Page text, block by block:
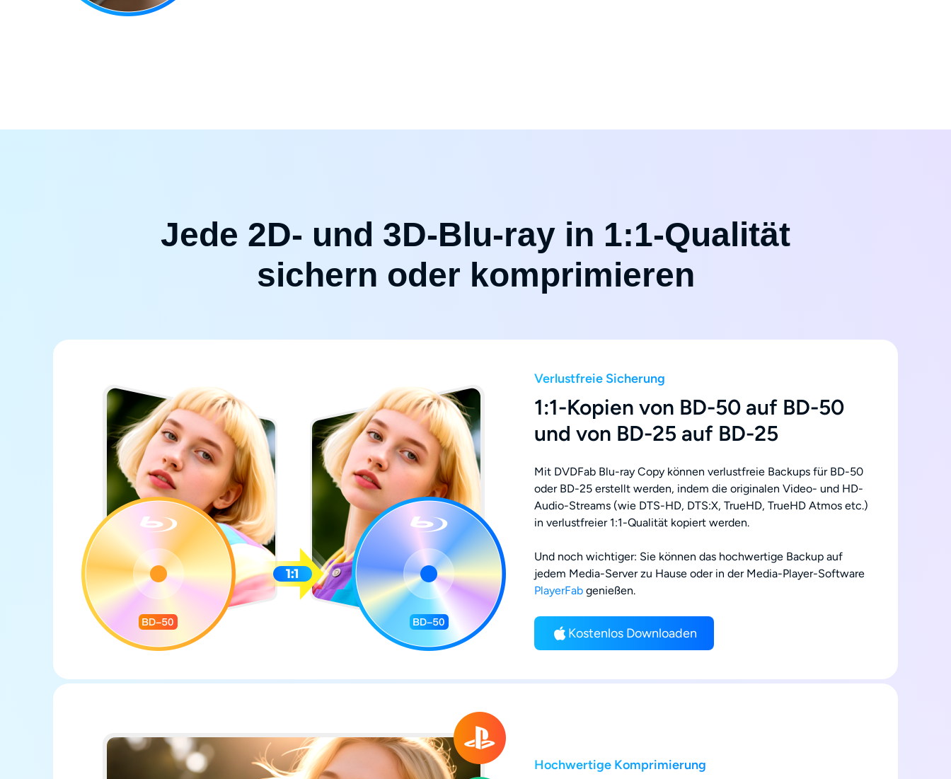
Jede 2D- und 3D-Blu-ray in 1:1-Qualität
sichern oder komprimieren
Verlustfreie Sicherung
1:1-Kopien von BD-50 auf BD-50
und von BD-25 auf BD-25
Mit DVDFab Blu-ray Copy können verlustfreie Backups für BD-50
oder BD-25 erstellt werden, indem die originalen Video- und HD-
Audio-Streams (wie DTS-HD, DTS:X, TrueHD, TrueHD Atmos etc.)
in verlustfreier 1:1-Qualität kopiert werden.
Und noch wichtiger: Sie können das hochwertige Backup auf
jedem Media-Server zu Hause oder in der Media-Player-Software
PlayerFab genießen.
Kostenlos Downloaden
Hochwertige Komprimierung